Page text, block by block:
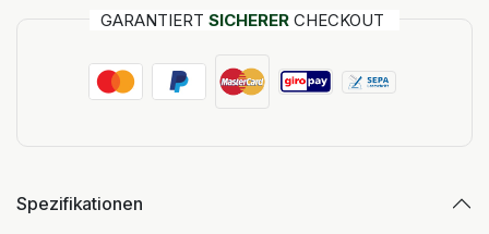
GARANTIERT SICHERER CHECKOUT
Spezifikationen